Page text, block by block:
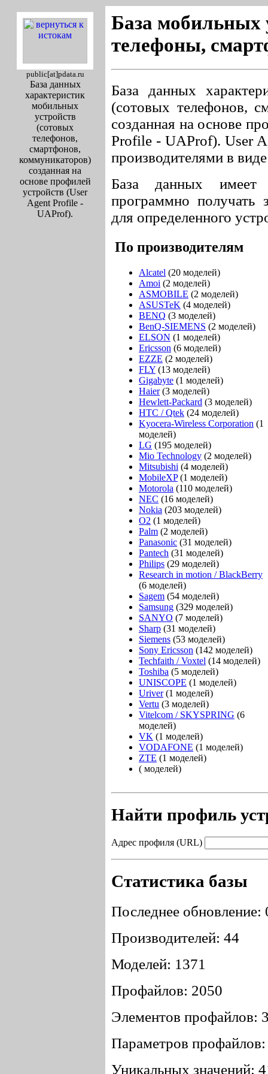
public[at]pdata.ru
База данных
характеристик
мобильных
устройств
(сотовых
телефонов,
смартфонов,
коммуникаторов)
созданная на
основе профилей
устройств (User
Agent Profile -
UAProf).
База мобильных
телефоны,
База данных
(сотовых телефонов,
созданная на основе
Profile - UAProf). User
производителями в
База данных имеет
программно получать
для определенного
По производителям
Alcatel (20 моделей)
Amoi (2 моделей)
ASMOBILE (2 моделей)
ASUSTeK (4 моделей)
BENQ (3 моделей)
BenQ-SIEMENS (2 моделей)
ELSON (1 моделей)
Ericsson (6 моделей)
EZZE (2 моделей)
FLY (13 моделей)
Gigabyte (1 моделей)
Haier(3 моделей)
Hewlett-Packard (3 моделей)
HTC / Qtek (24 моделей)
Kyocera-Wireless Corporation (1
моделей)
LG (195 моделей)
Mio Technology (2 моделей)
Mitsubishi (4 моделей)
MobileXP(1 моделей)
Motorola (110 моделей)
NEC (16 моделей)
Nokia (203 моделей)
O2 (1 моделей)
Palm (2 моделей)
Panasonic (31 моделей)
Pantech (31 моделей)
Philips (29 моделей)
Research in motion / BlackBerry
(6 моделей)
Sagem (54 моделей)
Samsung (329 моделей)
SANYO (7 моделей)
Sharp (31 моделей)
Siemens (53 моделей)
Sony Ericsson (142 моделей)
Techfaith / Voxtel (14 моделей)
Toshiba (5 моделей)
UNISCOPE (1 моделей)
Uriver(1 моделей)
Vertu (3 моделей)
Vitelcom / SKYSPRING (6
моделей)
VK (1 моделей)
VODAFONE (1 моделей)
ZTE (1 моделей)
( моделей)
Найти профиль
Адрес профиля (URL)
Статистика базы
Последнее обновление:
Производителей: 44
Моделей: 1371
Профайлов: 2050
Элементов профайлов:
Параметров
Уникальных значений: